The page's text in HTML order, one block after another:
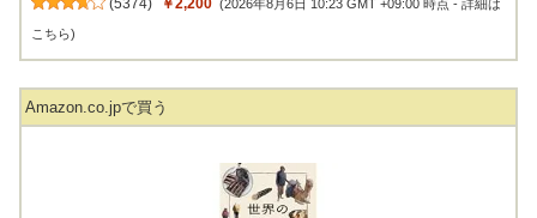
(2026年8月6日 10:23 GMT +09:00 時点 -詳細は
こちら)
Amazon.co.jpで買う